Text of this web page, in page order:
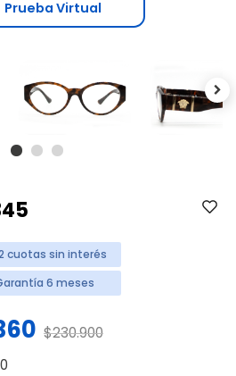
Prueba Virtual
cuotas sin interés
6 meses
Price reduced from
$230.900to
from